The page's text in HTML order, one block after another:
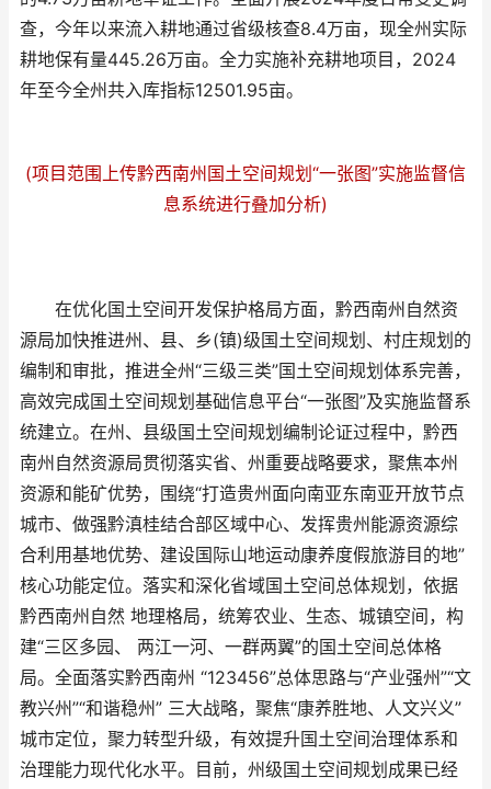
查，今年以来流入耕地通过省级核查8.4万亩，现全州实际
耕地保有量445.26万亩。全力实施补充耕地项目，2024
年至今全州共入库指标12501.95亩。
(项目范围上传黔西南州国土空间规划“一张图”实施监督信
息系统进行叠加分析)
在优化国土空间开发保护格局方面，黔西南州自然资
源局加快推进州、县、乡(镇)级国土空间规划、村庄规划的
编制和审批，推进全州“三级三类”国土空间规划体系完善，
高效完成国土空间规划基础信息平台“一张图”及实施监督系
统建立。在州、县级国土空间规划编制论证过程中，黔西
南州自然资源局贯彻落实省、州重要战略要求，聚焦本州
资源和能矿优势，围绕“打造贵州面向南亚东南亚开放节点
城市、做强黔滇桂结合部区域中心、发挥贵州能源资源综
合利用基地优势、建设国际山地运动康养度假旅游目的地”
核心功能定位。落实和深化省域国土空间总体规划，依据
黔西南州自然 地理格局，统筹农业、生态、城镇空间，构
建“三区多园、 两江一河、一群两翼”的国土空间总体格
局。全面落实黔西南州 “123456”总体思路与“产业强州”“文
教兴州”“和谐稳州” 三大战略，聚焦“康养胜地、人文兴义”
城市定位，聚力转型升级，有效提升国土空间治理体系和
治理能力现代化水平。目前，州级国土空间规划成果已经